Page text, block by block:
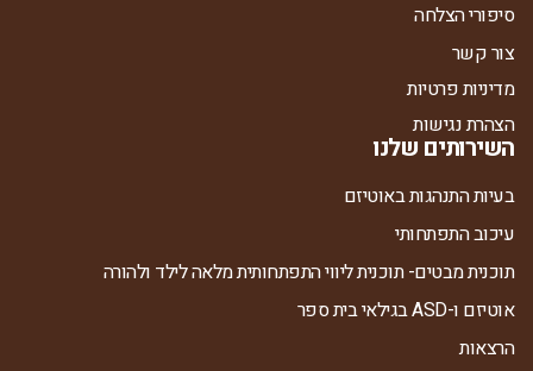
סיפורי הצלחה
צור קשר
מדיניות פרטיות
הצהרת נגישות
השירותים שלנו
בעיות התנהגות באוטיזם
עיכוב התפתחותי
תוכנית מבטים- תוכנית ליווי התפתחותית מלאה לילד ולהורה
אוטיזם ו-ASD בגילאי בית ספר
הרצאות